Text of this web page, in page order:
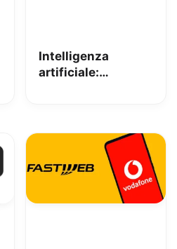
Intelligenza
artificiale:
sottoscrizione del
Codice di Condotta
UE per la GenAI